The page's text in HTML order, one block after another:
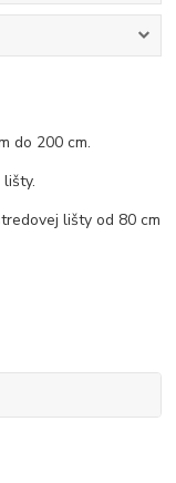
do 200 cm.
lišty od 80 cm